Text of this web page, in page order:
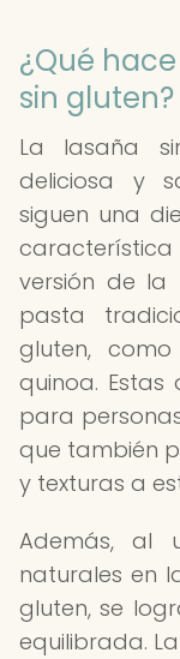
¿Qué
sin gluten?
La lasaña
deliciosa y
siguen una
versión de la
pasta
gluten,
quinoa.
para
que también
y texturas a
Además, al
naturales en
gluten, se
equilibrada.